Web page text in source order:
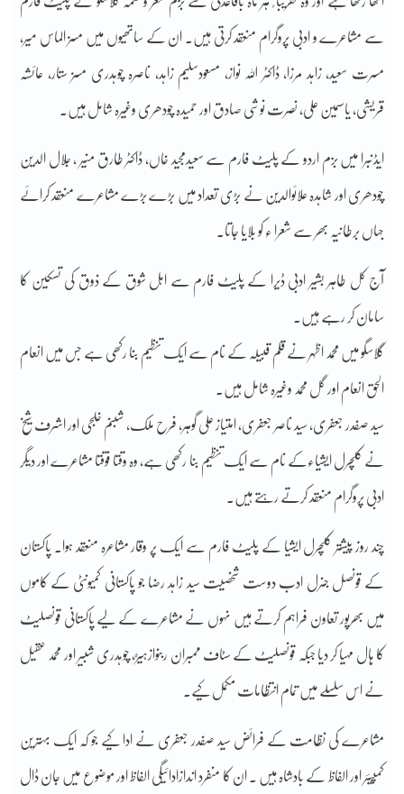
سے مشاعرے و ادبی پروگرام منعقد کرتی ہیں۔ ان کے ساتھیوں میں مسز الماس میر،
مسرت سعید، زاہد مرزا، ڈاکٹر اللہ نواز، مسعودسلیم زاہد، ناصرہ چوہدری مسز ستار، عائشہ
قریشی، یاسمین علی، نصرت نوشی صادق اور حمیدہ چودھری وغیرہ شامل ہیں۔
ایڈنبرا میں بزم اردو کے پلیٹ فارم سے سعیدمجید خاں، ڈاکٹر طارق منیر ، جلال الدین
چودھری اور شاہدہ علائوالدین نے بڑی تعداد میں بڑے بڑے مشاعرے منعقد کرائے
جہاں برطانیہ بھر سے شعرا ء کو بلایا جاتا۔
آج کل طاہر بشیر ادبی ڈیرا کے پلیٹ فارم سے اہل شوق کے ذوق کی تسکین کا
سامان کر رہے ہیں۔
گلاسگو میں محمد اظہر نے قلم قبیلہ کے نام سے ایک تنظیم بنا رکھی ہے جس میں انعام
الحق انعام اور گل محمد وغیرہ شامل ہیں۔
سید صفدر جعفری، سید ناصر جعفری، امتیاز علی گوہر، فرح ملک، شبنم خلجی اور اشرف شیخ
نے کلچرل ایشیاءکے نام سے ایک تنظیم بنا رکھی ہے، وہ وقتا فوقتا مشاعرے اور دیگر
ادبی پروگرام منعقد کرتے رہتے ہیں۔
چند روز پیشتر کلچرل ایشیا کے پلیٹ فارم سے ایک پر وقار مشاعرہ منعقد ہوا۔ پاکستان
کے قونصل جنرل ادب دوست شخصیت سید زاہد رضا جو پاکستانی کمیونٹی کے کاموں
میں بھرپور تعاون فراہم کرتے ہیں نہوں نے مشاعرے کے لیے پاکستانی قونصلیٹ
کا ہال مہیا کر دیا جبکہ قونصلیٹ کے سٹاف ممبران ربنوازہیڑ، چوہدری شبیر اور محمد عقیل
نے اس سلسلے میں تمام انتظامات مکمل کیے۔
مشاعرے کی نظامت کے فرائض سید صفدر جعفری نے ادا کیے جو کہ ایک بہترین
کمپیئر اور الفاظ کے بادشاہ ہیں ۔ ان کا منفرد اندازادائیگی الفاظ اور موضوع میں جان ڈال